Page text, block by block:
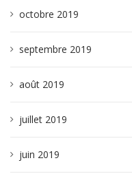
octobre 2019
septembre 2019
août 2019
juillet 2019
juin 2019